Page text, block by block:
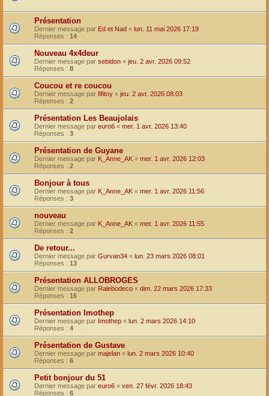
Présentation
Dernier message par Ed et Nad « lun. 11 mai 2026 17:19
Réponses : 14
Nouveau 4x4deur
Dernier message par sebidon « jeu. 2 avr. 2026 09:52
Réponses : 8
Coucou et re coucou
Dernier message par fifitoy « jeu. 2 avr. 2026 08:03
Réponses : 2
Présentation Les Beaujolais
Dernier message par euro6 « mer. 1 avr. 2026 13:40
Réponses : 3
Présentation de Guyane
Dernier message par K_Anne_AK « mer. 1 avr. 2026 12:03
Réponses : 2
Bonjour à tous
Dernier message par K_Anne_AK « mer. 1 avr. 2026 11:56
Réponses : 3
nouveau
Dernier message par K_Anne_AK « mer. 1 avr. 2026 11:55
Réponses : 2
De retour...
Dernier message par Gurvan34 « lun. 23 mars 2026 08:01
Réponses : 13
Présentation ALLOBROGES
Dernier message par Ralebodeco « dim. 22 mars 2026 17:33
Réponses : 16
Présentation Imothep
Dernier message par Imothep « lun. 2 mars 2026 14:10
Réponses : 4
Présentation de Gustave
Dernier message par majelan « lun. 2 mars 2026 10:40
Réponses : 6
Petit bonjour du 51
Dernier message par euro6 « ven. 27 févr. 2026 18:43
Réponses : 6